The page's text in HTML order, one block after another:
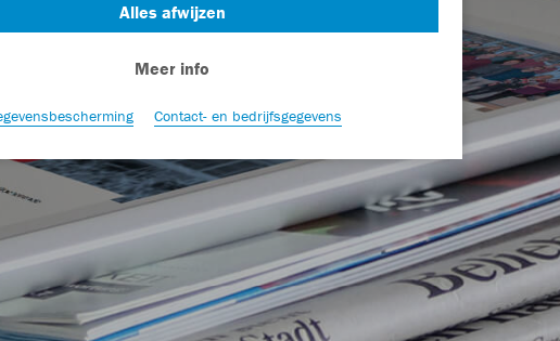
Alles afwijzen
Meer info
Contact- en bedrijfsgegevens